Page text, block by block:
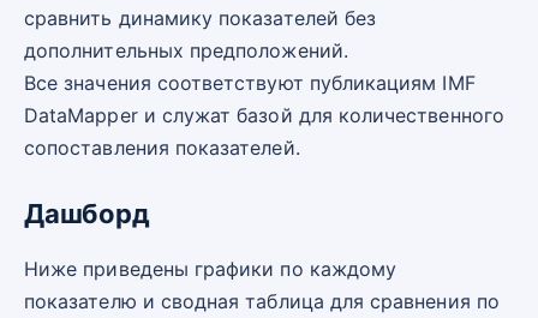
сравнить динамику показателей без
дополнительных предположений.
Все значения соответствуют публикациям IMF
DataMapper и служат базой для количественного
сопоставления показателей.
Дашборд
Ниже приведены графики по каждому
показателю и сводная таблица для сравнения по